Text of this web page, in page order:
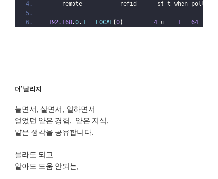
remote           refid      st t when poll
192.168.0. 1 LOCAL(0) 4 u 1 64
더’날리지
놀면서, 살면서, 일하면서
얻었던 얕은 경험, 얕은 지식,
얕은 생각을 공유합니다.
몰라도 되고,
알아도 도움 안되는,